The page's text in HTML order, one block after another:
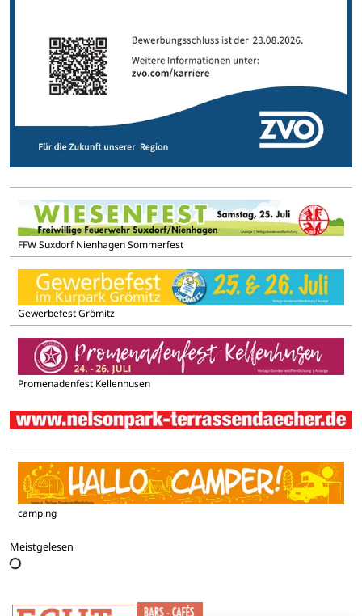
FFW Suxdorf Nienhagen Sommerfest
Gewerbefest Grömitz
Promenadenfest Kellenhusen
camping
Meistgelesen